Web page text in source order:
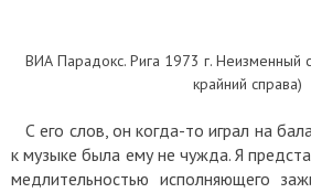
ВИА Парадокс. Рига 1973 г. Неизменный
крайний справа)
С его слов, он когда-то играл на
к музыке была ему не чужда. Я
медлительностью исполняющего